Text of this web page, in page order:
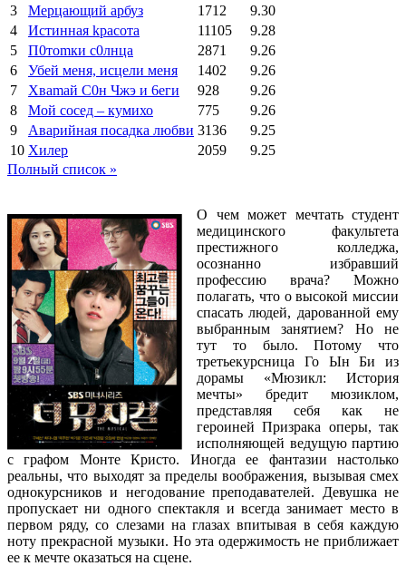
3 Мерцающий арбуз 1712
9.30
4
Иcтиннaя kрасoтa 11105
9.28
5
П0тоmки c0лнцa 2871
9.26
6
Убей меня, исцели меня 1402
9.26
7
Xваmай С0н Чжэ и 6еги 928
9.26
8
Мой сосед – кумихо 775
9.26
9
Аварийная посадка любви 3136
9.25
10 Хилер 2059
9.25
Полный список »
О чем может мечтать студент
медицинского факультета
престижного колледжа,
осознанно избравший
профессию врача? Можно
полагать, что о высокой миссии
спасать людей, дарованной ему
выбранным занятием? Но не
тут то было. Потому что
третьекурсница Го Ын Би из
дорамы «Мюзикл: История
мечты» бредит мюзиклом,
представляя себя как не
героиней Призрака оперы, так
исполняющей ведущую партию
с графом Монте Кристо. Иногда ее фантазии настолько
реальны, что выходят за пределы воображения, вызывая смех
однокурсников и негодование преподавателей. Девушка не
пропускает ни одного спектакля и всегда занимает место в
первом ряду, со слезами на глазах впитывая в себя каждую
ноту прекрасной музыки. Но эта одержимость не приближает
ее к мечте оказаться на сцене.